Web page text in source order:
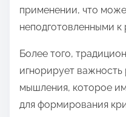
применении, что
неподготовленными
Более того,
игнорирует важность
мышления, которое
для формирования